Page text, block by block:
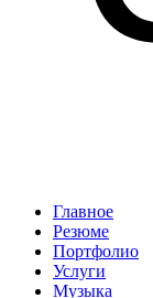
Главное
Резюме
Портфолио
Услуги
Музыка